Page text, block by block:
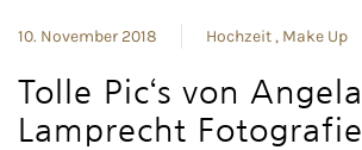
10. November 2018 Hochzeit Make Up
Tolle Pic‘s von Angela
Lamprecht Fotografie